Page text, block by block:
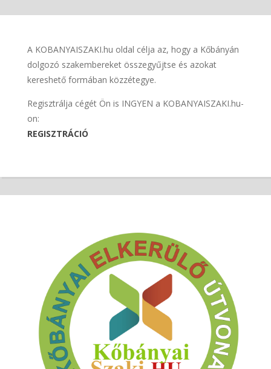
A KOBANYAISZAKI.hu oldal célja az, hogy a Kőbányán
dolgozó szakembereket összegyűjtse és azokat
kereshető formában közzétegye.
Regisztrálja cégét Ön is INGYEN a KOBANYAISZAKI.hu-
on:
REGISZTRÁCIÓ